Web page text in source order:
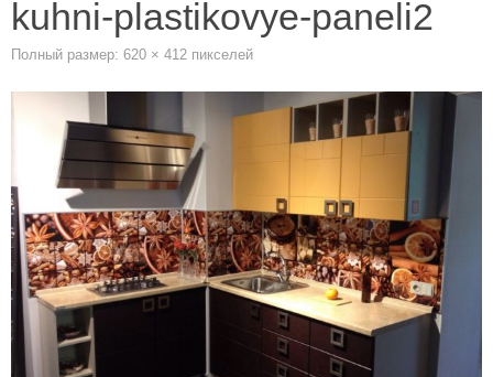
kuhni-plastikovye-paneli2
Полный размер: 620 × 412 пикселей